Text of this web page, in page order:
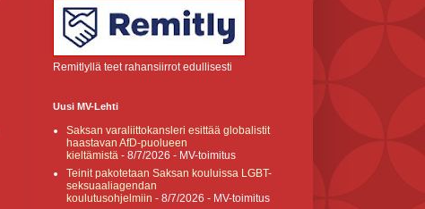
Remitlyllä teet rahansiirrot edullisesti
Uusi MV-Lehti
Saksan varaliittokansleri esittää globalistit
haastavan AfD-puolueen
kieltämistä - 8/7/2026 - MV-toimitus
Teinit pakotetaan Saksan kouluissa LGBT-
seksuaaliagendan
koulutusohjelmiin - 8/7/2026 - MV-toimitus